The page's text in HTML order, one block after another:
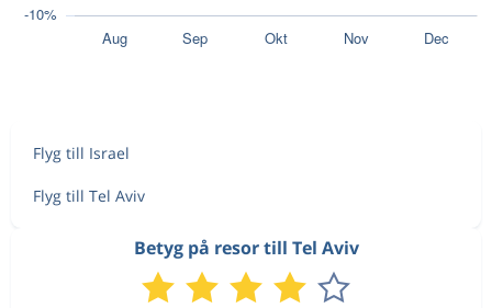
Flyg till Israel
Flyg till Tel Aviv
Betyg på resor till Tel Aviv